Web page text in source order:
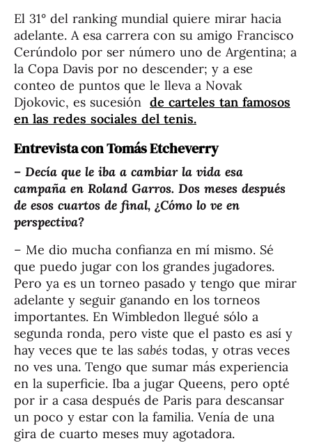
El 31° del ranking mundial quiere mirar hacia
adelante. A esa carrera con su amigo Francisco
Cerúndolo por ser número uno de Argentina; a
la Copa Davis por no descender; y a ese
conteo de puntos que le lleva a Novak
Djokovic, es sucesión de carteles tan famosos
en las redes sociales del tenis.
Entrevista con Tomás Etcheverry
– Decía que le iba a cambiar la vida esa
campaña en Roland Garros. Dos meses después
de esos cuartos de final, ¿Cómo lo ve en
perspectiva?
– Me dio mucha confianza en mí mismo. Sé
que puedo jugar con los grandes jugadores.
Pero ya es un torneo pasado y tengo que mirar
adelante y seguir ganando en los torneos
importantes. En Wimbledon llegué sólo a
segunda ronda, pero viste que el pasto es así y
hay veces que te las sabés todas, y otras veces
no ves una. Tengo que sumar más experiencia
en la superficie. Iba a jugar Queens, pero opté
por ir a casa después de Paris para descansar
un poco y estar con la familia. Venía de una
gira de cuarto meses muy agotadora.